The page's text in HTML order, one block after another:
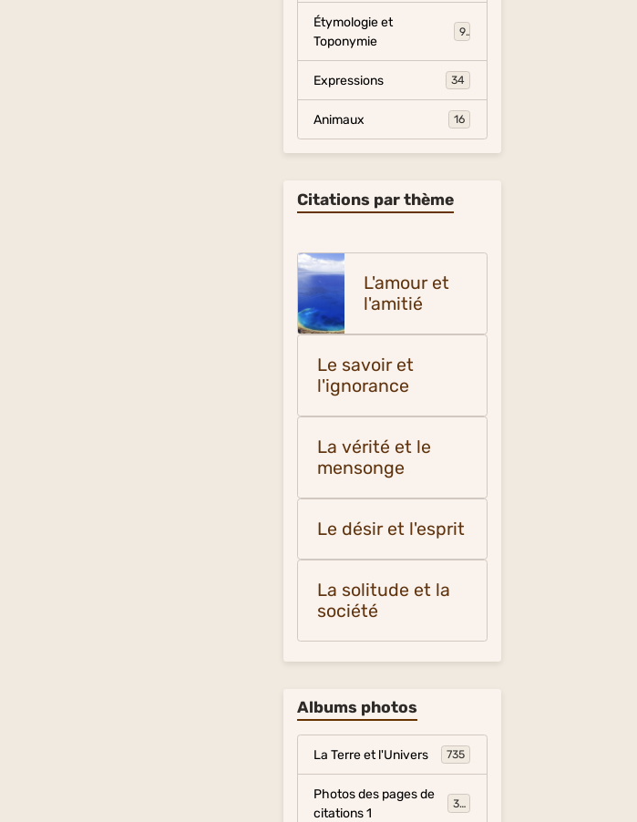
Étymologie et
Toponymie
9
Expressions 34
Animaux 16
Citations par thème
L'amour et
l'amitié
Le savoir et
l'ignorance
La vérité et le
mensonge
Le désir et l'esprit
La solitude et la
société
Albums photos
La Terre et l'Univers 735
Photos des pages de
citations 1
317